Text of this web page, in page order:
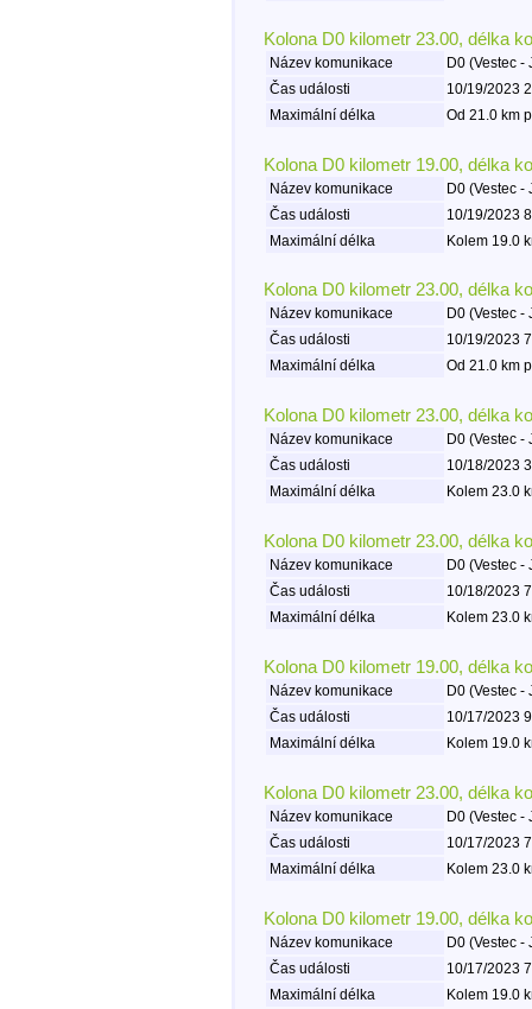
Kolona D0 kilometr 23.00, délka
Název komunikace
D0 (Vestec -
Čas události
10/19/2023
Maximální délka
Od 21.0 km
Kolona D0 kilometr 19.00, délka
Název komunikace
D0 (Vestec -
Čas události
10/19/2023
Maximální délka
Kolem 19.0
Kolona D0 kilometr 23.00, délka
Název komunikace
D0 (Vestec -
Čas události
10/19/2023
Maximální délka
Od 21.0 km
Kolona D0 kilometr 23.00, délka
Název komunikace
D0 (Vestec -
Čas události
10/18/2023
Maximální délka
Kolem 23.0
Kolona D0 kilometr 23.00, délka
Název komunikace
D0 (Vestec -
Čas události
10/18/2023
Maximální délka
Kolem 23.0
Kolona D0 kilometr 19.00, délka
Název komunikace
D0 (Vestec -
Čas události
10/17/2023
Maximální délka
Kolem 19.0
Kolona D0 kilometr 23.00, délka
Název komunikace
D0 (Vestec -
Čas události
10/17/2023
Maximální délka
Kolem 23.0
Kolona D0 kilometr 19.00, délka
Název komunikace
D0 (Vestec -
Čas události
10/17/2023
Maximální délka
Kolem 19.0